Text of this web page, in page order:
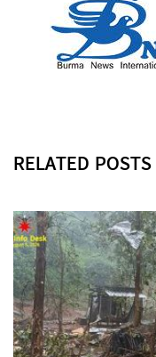
RELATED POSTS